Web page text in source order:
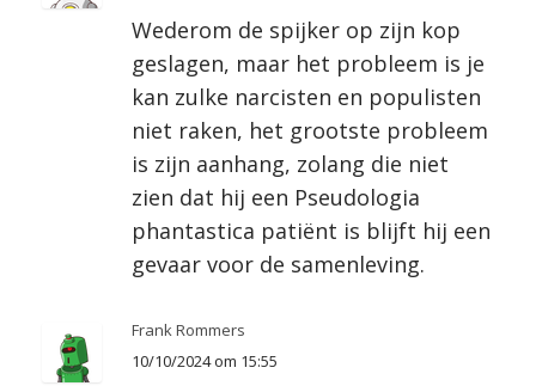
Wederom de spijker op zijn kop
geslagen, maar het probleem is je
kan zulke narcisten en populisten
niet raken, het grootste probleem
is zijn aanhang, zolang die niet
zien dat hij een Pseudologia
phantastica patiënt is blijft hij een
gevaar voor de samenleving.
Frank Rommers
10/10/2024 om 15:55